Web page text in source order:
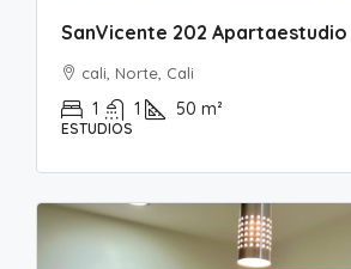
SanVicente 202 Apartaestudio
cali, Norte, Cali
1 1 50 m²
ESTUDIOS